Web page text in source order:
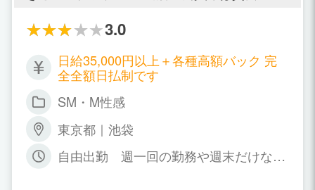
りません。 ★安心してお仕事できます！ 当店
は「風俗営業等の規制及び業務の適正化等に
関する法律」を遵守した優良ﾃﾞﾘﾍﾙｸﾞﾙｰﾌﾟで
す。当店をご利用になるお客様も紳士的で優
しい方ばかりですので安心して働けます。 ★
誰でも簡単にできる仕事です 当店のｻｰﾋﾞｽは真
心と雰囲気で満足して頂くｿﾌﾄｻｰﾋﾞｽ。ﾊｰﾄﾞなｻ
ｰﾋﾞｽはありませんし、お客様もそのようなｻｰ
ﾋﾞｽは求めません。貴女の可能な範囲でのｻｰﾋﾞ
ｽをして頂くだけでOKです！ ★初心者だって
大丈夫！ 当店で働く子のほとんどが、未経験
の風俗初心者の子ばかり！だから初心者の女
い」といった精神的な満足を求められる方ば
かりでございます。 風俗のお仕事自体が初め
ての方にもご安心いただけるよう、プレイ内
容も貴女のできる範囲で大丈夫です。相談し
ながら決めていきましょう。 気になることや
不安なことは数多くあると思われますが、ほ
んの少し勇気を出してご連絡下さい。経験豊
富なスタッフが、貴女の目標達成まで全力で
一緒に頑張らせて頂きます。
3.0
日給35,000円以上＋各種高額バック 完
全全額日払制です
SM・M性感
東京都｜池袋
自由出勤 週一回の勤務や週末だけなど
27:00の中でお好きな時間帯 5時間以上